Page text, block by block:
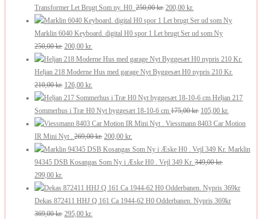
Transformer Let Brugt Som ny. H0. 250,00kr. Den
oprindelige
pris
250,00 kr..
200,00 kr.
aktuelle
pris
200,00 kr..
Marklin 6040 Keyboard. digital H0 spor 1 Let brugt Ser ud som Ny
250,00kr. Den
oprindelige
pris
var:
250,00 kr..
200,00 kr.
aktuelle
pris
200,00 kr..
Heljan 218 Moderne Hus med garage Nyt Byggesæt H0 nypris 210 Kr.
210,00kr. Den
oprindelige
pris
var:
210,00 kr..
126,00 kr.
aktuelle
pris
er:
126,00 kr..
Heljan 217
Sommerhus i Træ H0 Nyt byggesæt 18-10-6 cm 175,00kr. Den
oprindelige
var:
175,00 kr..
105,00 kr.
aktuelle
er:
105,00 kr..
Viessmann 8403 Car Motion
IR Mini Nyt . 269,00kr. Den
oprindelige
pris
269,00 kr..
200,00 kr.
aktuelle
pris
200,00 kr..
Marklin
94345 DSB Kosangas Som Ny i Æske H0 . Vejl 349 Kr. 349,00kr.
Den
oprindelige
pris
var:
299,00 kr.
aktuelle
pris
er:
Dekas 872411 HHJ Q 161 Ca 1944-62 H0 Odderbanen. Nypris 369kr
369,00kr. Den
295,00 kr.